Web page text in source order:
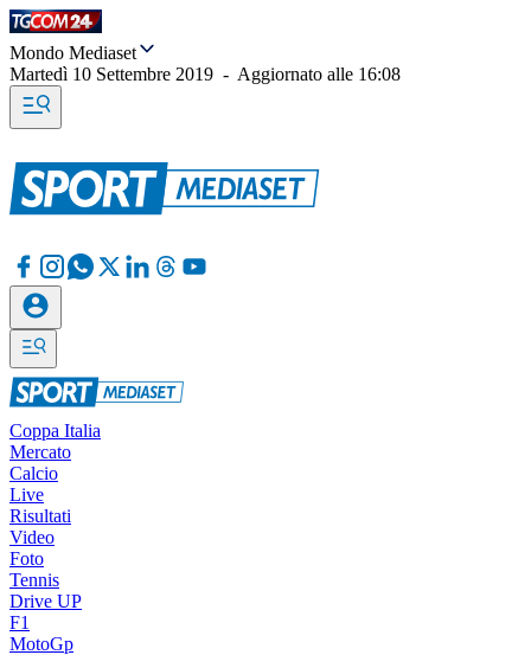
Mondo Mediaset
Martedì 10 Settembre 2019 - Aggiornato alle 16:08
Coppa Italia
Mercato
Calcio
Live
Risultati
Video
Foto
Tennis
Drive UP
F1
MotoGp